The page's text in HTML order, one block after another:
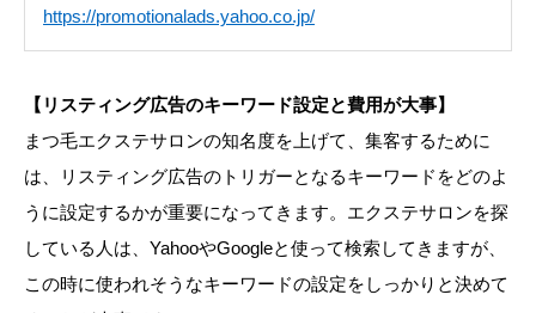
https://promotionalads.yahoo.co.jp/
【リスティング広告のキーワード設定と費用が大事】
まつ毛エクステサロンの知名度を上げて、集客するために
は、リスティング広告のトリガーとなるキーワードをどのよ
うに設定するかが重要になってきます。エクステサロンを探
している人は、YahooやGoogleと使って検索してきますが、
この時に使われそうなキーワードの設定をしっかりと決めて